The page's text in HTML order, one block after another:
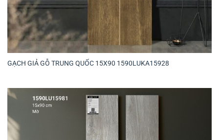
GẠCH GIẢ GỖ TRUNG QUỐC 15X90 1590LUKA15928